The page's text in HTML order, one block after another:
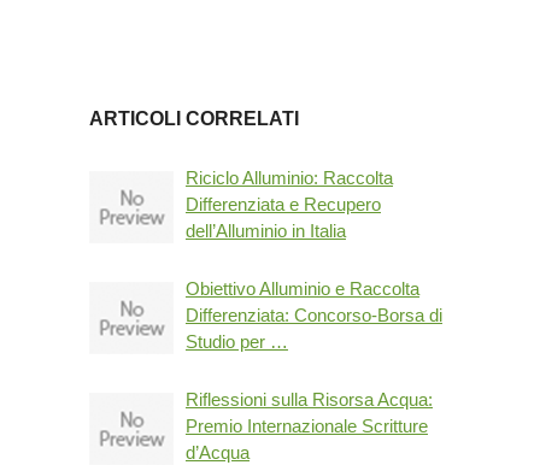
ARTICOLI CORRELATI
Riciclo Alluminio: Raccolta
Differenziata e Recupero
dell’Alluminio in Italia
Obiettivo Alluminio e Raccolta
Differenziata: Concorso-Borsa di
Studio per …
Riflessioni sulla Risorsa Acqua:
Premio Internazionale Scritture
d’Acqua